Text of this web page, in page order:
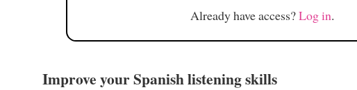
Already have access?Log in.
Improve your Spanish listening skills